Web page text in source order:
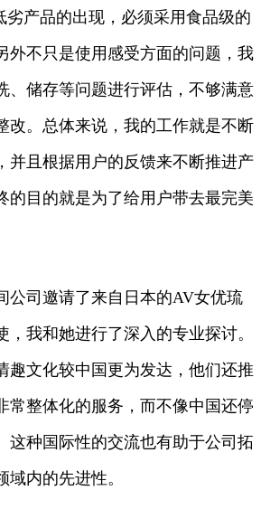
劣产品的出现，必须采用食品级的
外不只是使用感受方面的问题，我
、储存等问题进行评估，不够满意
改。总体来说，我的工作就是不断
并且根据用户的反馈来不断推进产
的目的就是为了给用户带去最完美
司邀请了来自日本的AV女优琉
，我和她进行了深入的专业探讨。
趣文化较中国更为发达，他们还推
常整体化的服务，而不像中国还停
这种国际性的交流也有助于公司拓
域内的先进性。